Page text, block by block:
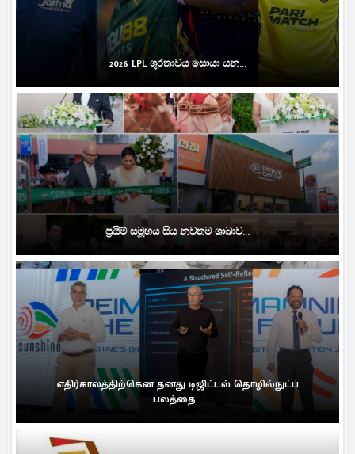
2026 LPL ශූරතාවය සොයා යන...
ප්‍රයිම් සමූහය සිය නවතම ශාඛාව...
எதிர்காலத்திற்கென தனது டிஜிட்டல் தொழில்நுட்ப
பலத்தை...